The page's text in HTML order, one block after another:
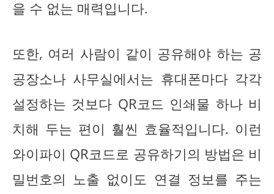
을 수 없는 매력입니다.
또한, 여러 사람이 같이 공유해야 하는 공
공장소나 사무실에서는 휴대폰마다 각각
설정하는 것보다 QR코드 인쇄물 하나 비
치해 두는 편이 훨씬 효율적입니다. 이런
와이파이 QR코드로 공유하기의 방법은 비
밀번호의 노출 없이도 연결 정보를 주는